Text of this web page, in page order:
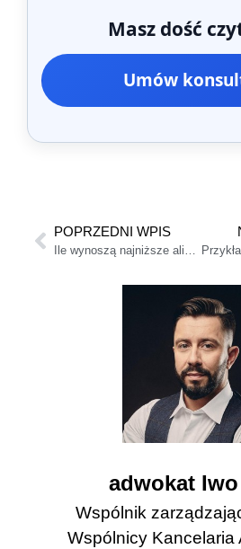
Masz dość
Umów
POPRZEDNI WPIS
Ile wynoszą najniższe alimenty?
adwokat
Wspólnik
Wspólnicy Kancelaria